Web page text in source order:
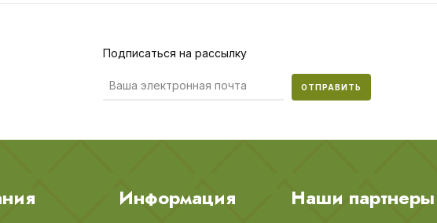
Подписаться на рассылку
ОТПРАВИТЬ
Информация Наши партнеры